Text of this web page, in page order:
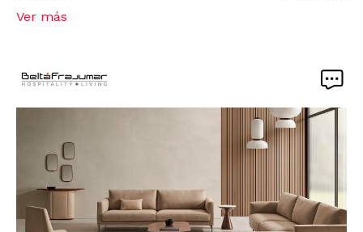
Ver más